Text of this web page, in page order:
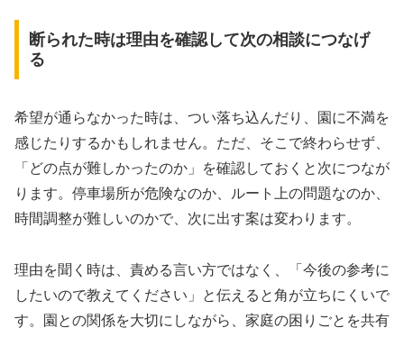
断られた時は理由を確認して次の相談につなげ
る
希望が通らなかった時は、つい落ち込んだり、園に不満を
感じたりするかもしれません。ただ、そこで終わらせず、
「どの点が難しかったのか」を確認しておくと次につなが
ります。停車場所が危険なのか、ルート上の問題なのか、
時間調整が難しいのかで、次に出す案は変わります。
理由を聞く時は、責める言い方ではなく、「今後の参考に
したいので教えてください」と伝えると角が立ちにくいで
す。園との関係を大切にしながら、家庭の困りごとを共有